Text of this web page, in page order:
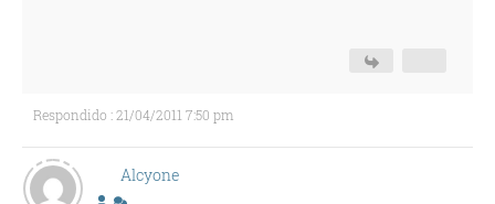
Respondido : 21/04/2011 7:50 pm
Alcyone